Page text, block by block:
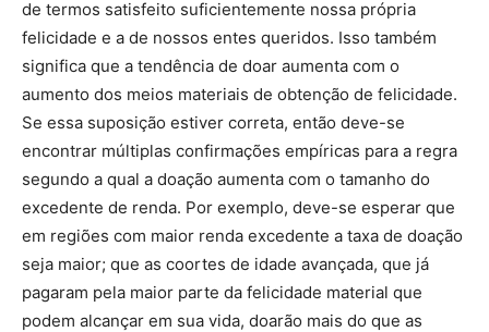
de termos satisfeito suficientemente nossa própria
felicidade e a de nossos entes queridos. Isso também
significa que a tendência de doar aumenta com o
aumento dos meios materiais de obtenção de felicidade.
Se essa suposição estiver correta, então deve-se
encontrar múltiplas confirmações empíricas para a regra
segundo a qual a doação aumenta com o tamanho do
excedente de renda. Por exemplo, deve-se esperar que
em regiões com maior renda excedente a taxa de doação
seja maior; que as coortes de idade avançada, que já
pagaram pela maior parte da felicidade material que
podem alcançar em sua vida, doarão mais do que as